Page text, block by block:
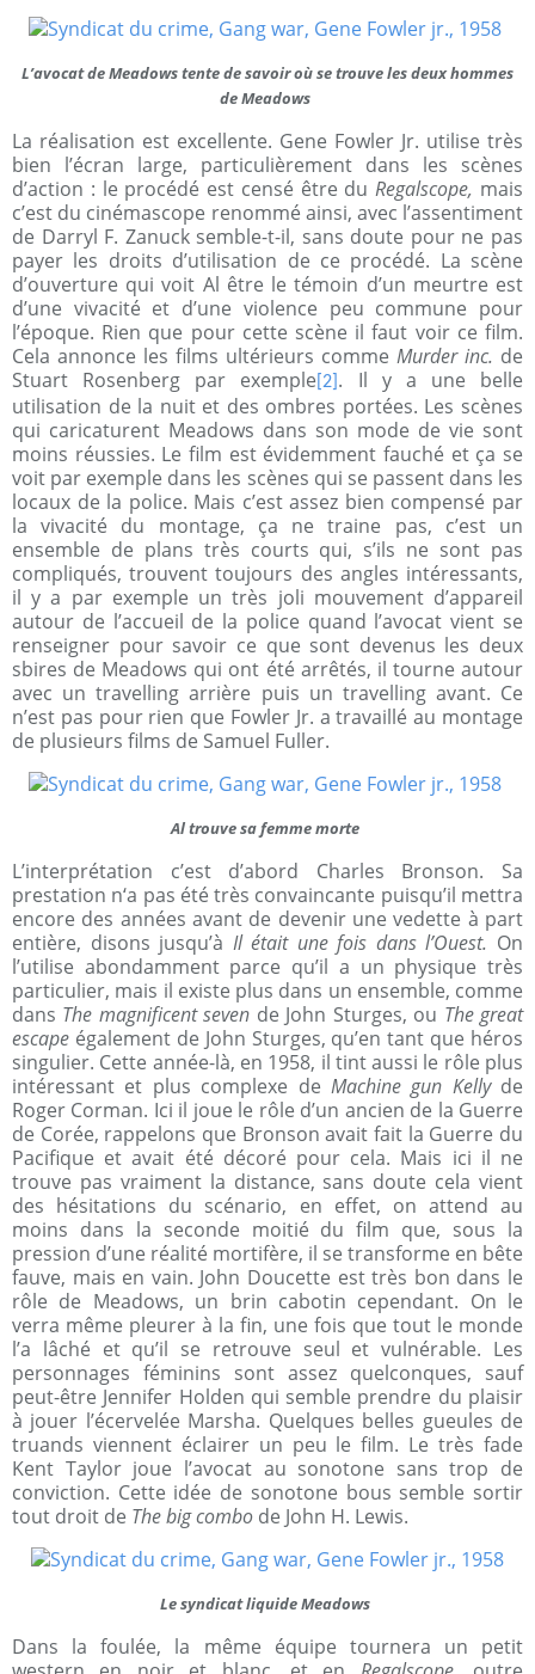
L’avocat de Meadows tente de savoir où se trouve les deux hommes
de Meadows
La réalisation est excellente. Gene Fowler Jr. utilise très
bien l’écran large, particulièrement dans les scènes
d’action : le procédé est censé être duRegalscope, mais
c’est du cinémascope renommé ainsi, avec l’assentiment
de Darryl F. Zanuck semble-t-il, sans doute pour ne pas
payer les droits d’utilisation de ce procédé. La scène
d’ouverture qui voit Al être le témoin d’un meurtre est
d’une vivacité et d’une violence peu commune pour
l’époque. Rien que pour cette scène il faut voir ce film.
Cela annonce les films ultérieurs comme Murder inc. de
Stuart Rosenberg par exemple [2] . Il y a une belle
utilisation de la nuit et des ombres portées. Les scènes
qui caricaturent Meadows dans son mode de vie sont
moins réussies. Le film est évidemment fauché et ça se
voit par exemple dans les scènes qui se passent dans les
locaux de la police. Mais c’est assez bien compensé par
la vivacité du montage, ça ne traine pas, c’est un
ensemble de plans très courts qui, s’ils ne sont pas
compliqués, trouvent toujours des angles intéressants,
il y a par exemple un très joli mouvement d’appareil
autour de l’accueil de la police quand l’avocat vient se
renseigner pour savoir ce que sont devenus les deux
sbires de Meadows qui ont été arrêtés, il tourne autour
avec un travelling arrière puis un travelling avant. Ce
n’est pas pour rien que Fowler Jr. a travaillé au montage
de plusieurs films de Samuel Fuller.
Al trouve sa femme morte
L’interprétation c’est d’abord Charles Bronson. Sa
prestation n‘a pas été très convaincante puisqu’il mettra
encore des années avant de devenir une vedette à part
entière, disons jusqu’à Il était une fois dans l’Ouest. On
l’utilise abondamment parce qu’il a un physique très
particulier, mais il existe plus dans un ensemble, comme
dans The magnificent seven de John Sturges, ou The great
escape également de John Sturges, qu’en tant que héros
singulier. Cette année-là, en 1958, il tint aussi le rôle plus
intéressant et plus complexe de Machine gun Kelly de
Roger Corman. Ici il joue le rôle d’un ancien de la Guerre
de Corée, rappelons que Bronson avait fait la Guerre du
Pacifique et avait été décoré pour cela. Mais ici il ne
trouve pas vraiment la distance, sans doute cela vient
des hésitations du scénario, en effet, on attend au
moins dans la seconde moitié du film que, sous la
pression d’une réalité mortifère, il se transforme en bête
fauve, mais en vain. John Doucette est très bon dans le
rôle de Meadows, un brin cabotin cependant. On le
verra même pleurer à la fin, une fois que tout le monde
l’a lâché et qu’il se retrouve seul et vulnérable. Les
personnages féminins sont assez quelconques, sauf
peut-être Jennifer Holden qui semble prendre du plaisir
à jouer l’écervelée Marsha. Quelques belles gueules de
truands viennent éclairer un peu le film. Le très fade
Kent Taylor joue l’avocat au sonotone sans trop de
conviction. Cette idée de sonotone bous semble sortir
tout droit de The big combo de John H. Lewis.
Le syndicat liquide Meadows
Dans la foulée, la même équipe tournera un petit